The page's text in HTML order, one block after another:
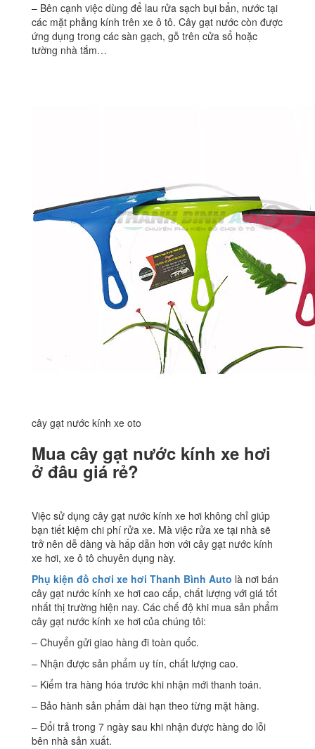
– Bên cạnh việc dùng để lau rửa sạch bụi bẩn, nước tại
các mặt phẳng kính trên xe ô tô. Cây gạt nước còn được
ứng dụng trong các sàn gạch, gỗ trên cửa sổ hoặc
tường nhà tắm…
cây gạt nước kính xe oto
Mua cây gạt nước kính xe hơi
ở đâu giá rẻ?
Việc sử dụng cây gạt nước kính xe hơi không chỉ giúp
bạn tiết kiệm chi phí rửa xe. Mà việc rửa xe tại nhà sẽ
trở nên dễ dàng và hấp dẫn hơn với cây gạt nước kính
xe hơi, xe ô tô chuyên dụng này.
Phụ kiện đồ chơi xe hơi Thanh Bình Auto là nơi bán
cây gạt nước kính xe hơi cao cấp, chất lượng với giá tốt
nhất thị trường hiện nay. Các chế độ khi mua sản phẩm
cây gạt nước kính xe hơi của chúng tôi:
– Chuyển gửi giao hàng đi toàn quốc.
– Nhận được sản phẩm uy tín, chất lượng cao.
– Kiểm tra hàng hóa trước khi nhận mới thanh toán.
– Bảo hành sản phẩm dài hạn theo từng mặt hàng.
– Đổi trả trong 7 ngày sau khi nhận được hàng do lỗi
bên nhà sản xuất.